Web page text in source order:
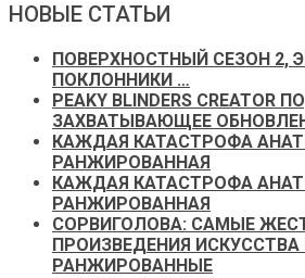
НОВЫЕ СТАТЬИ
ПОВЕРХНОСТНЫЙ СЕЗОН 2,
ПОКЛОННИКИ …
PEAKY BLINDERS
ЗАХВАТЫВАЮЩЕЕ
КАЖДАЯ КАТАСТРОФА
РАНЖИРОВАННАЯ
КАЖДАЯ КАТАСТРОФА
РАНЖИРОВАННАЯ
СОРВИГОЛОВА: САМЫЕ
ПРОИЗВЕДЕНИЯ ИСКУССТВА
РАНЖИРОВАННЫЕ